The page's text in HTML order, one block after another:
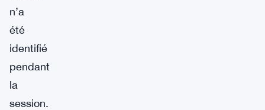
n’a
été
identifié
pendant
la
session.